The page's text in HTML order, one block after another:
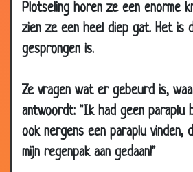
Plotseling horen ze een enorme
zien ze een heel diep gat. Het is
gesprongen is.
Ze vragen wat er gebeurd is,
antwoordt: "Ik had geen paraplu
ook nergens een paraplu vinden,
mijn regenpak aan gedaan!"
09 Apr
2009
IJsvissen
08 Apr
Wedden?!
08 Apr
2009
Strijden om het ei
06 Apr
2009
Geen licht